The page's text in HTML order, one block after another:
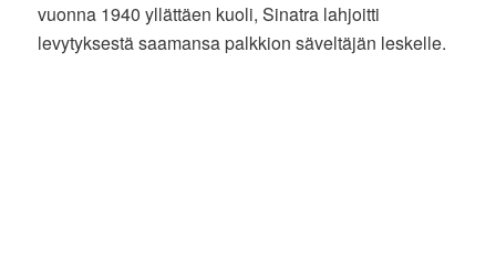
vuonna 1940 yllättäen kuoli, Sinatra lahjoitti
levytyksestä saamansa palkkion säveltäjän leskelle.